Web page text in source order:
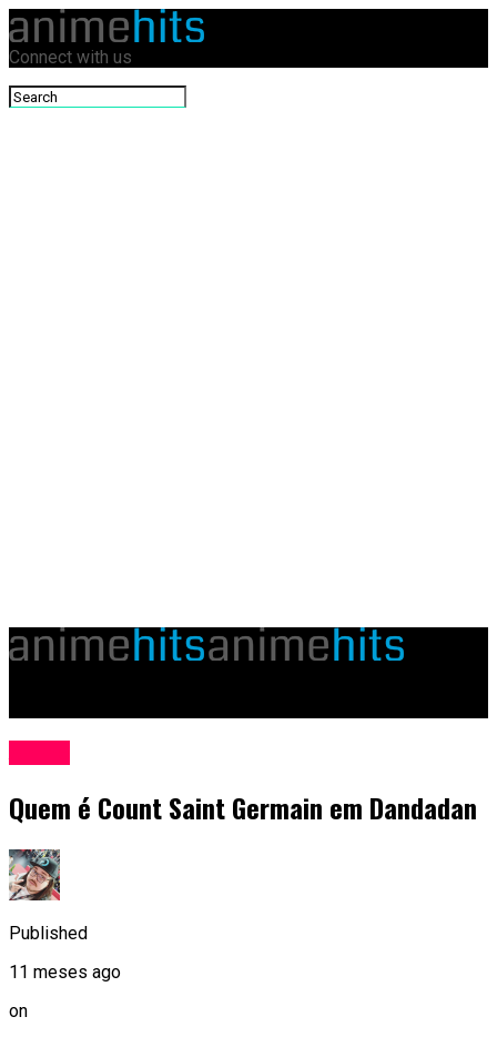
Connect with us
Quem é Count Saint Germain em Dandadan
Published
11 meses ago
on